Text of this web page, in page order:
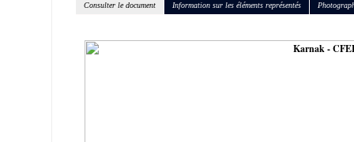
Consulter le document Information sur les éléments représentés